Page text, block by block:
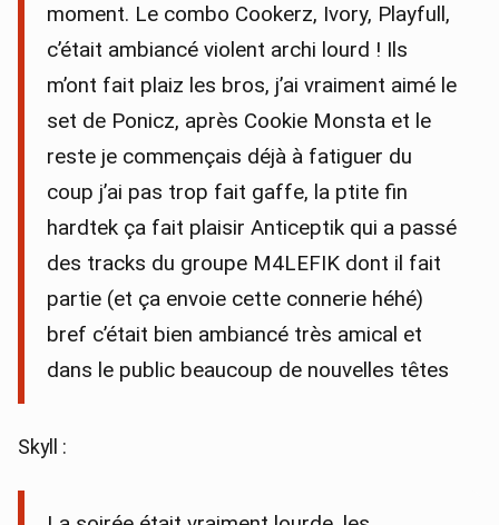
moment. Le combo Cookerz, Ivory, Playfull,
c’était ambiancé violent archi lourd ! Ils
m’ont fait plaiz les bros, j’ai vraiment aimé le
set de Ponicz, après Cookie Monsta et le
reste je commençais déjà à fatiguer du
coup j’ai pas trop fait gaffe, la ptite fin
hardtek ça fait plaisir Anticeptik qui a passé
des tracks du groupe M4LEFIK dont il fait
partie (et ça envoie cette connerie héhé)
bref c’était bien ambiancé très amical et
dans le public beaucoup de nouvelles têtes
Skyll :